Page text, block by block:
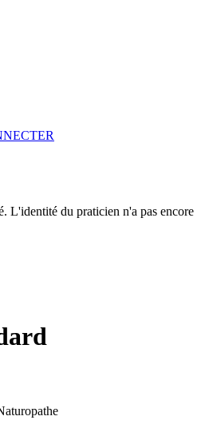
L'identité du praticien n'a pas encore